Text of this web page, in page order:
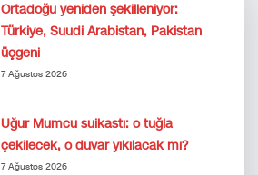
Ortadoğu yeniden şekilleniyor:
Türkiye, Suudi Arabistan, Pakistan
üçgeni
7 Ağustos 2026
Uğur Mumcu suikastı: o tuğla
çekilecek, o duvar yıkılacak mı?
7 Ağustos 2026